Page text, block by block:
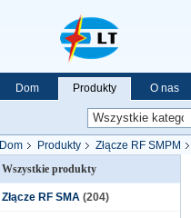
Dom Produkty O nas
Dom Produkty Złącze RF SMPM
Wszystkie produkty
Złącze RF SMA (204)